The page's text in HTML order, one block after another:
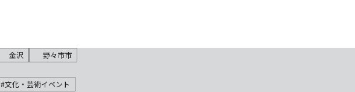
金沢 野々市市
#文化・芸術イベント